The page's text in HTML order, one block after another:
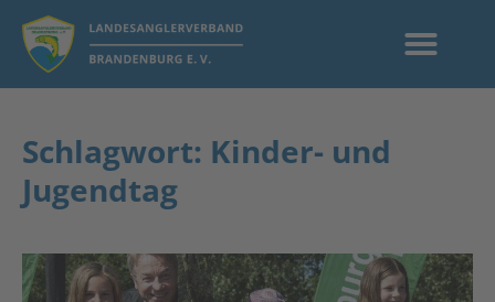
Schlagwort: Kinder- und
Jugendtag